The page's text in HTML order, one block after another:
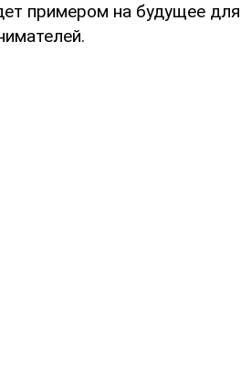
примером на будущее для